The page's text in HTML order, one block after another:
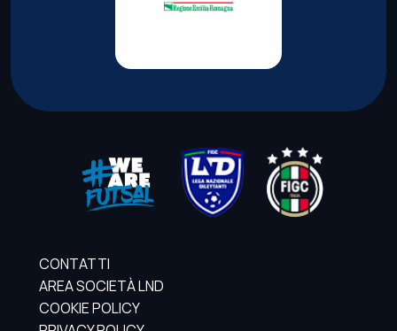
CONTATTI
AREA SOCIETÀ LND
COOKIE POLICY